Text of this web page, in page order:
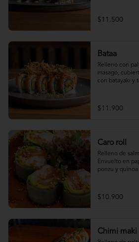
$11.500
Bataa
Relleno con
masago,
con batayaki y
$11.900
Caro roll
Relleno de
Envuelto en
ponzu y quinoa
$10.900
Chimi maki